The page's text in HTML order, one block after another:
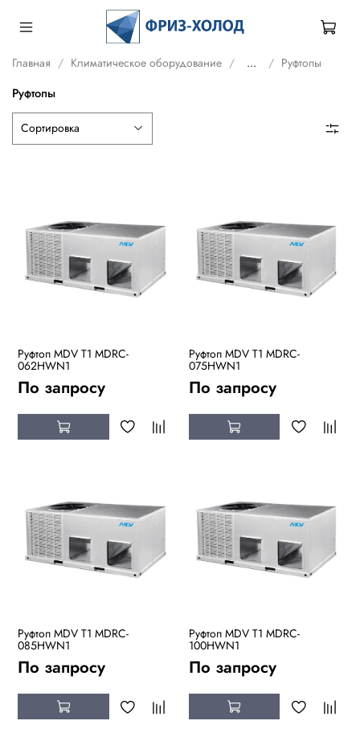
Главная Климатическое оборудование ... Руфтопы
Руфтопы
Руфтоп MDV T1 MDRC-
062HWN1
По запросу
Руфтоп MDV T1 MDRC-
075HWN1
По запросу
Руфтоп MDV T1 MDRC-
085HWN1
По запросу
Руфтоп MDV T1 MDRC-
100HWN1
По запросу